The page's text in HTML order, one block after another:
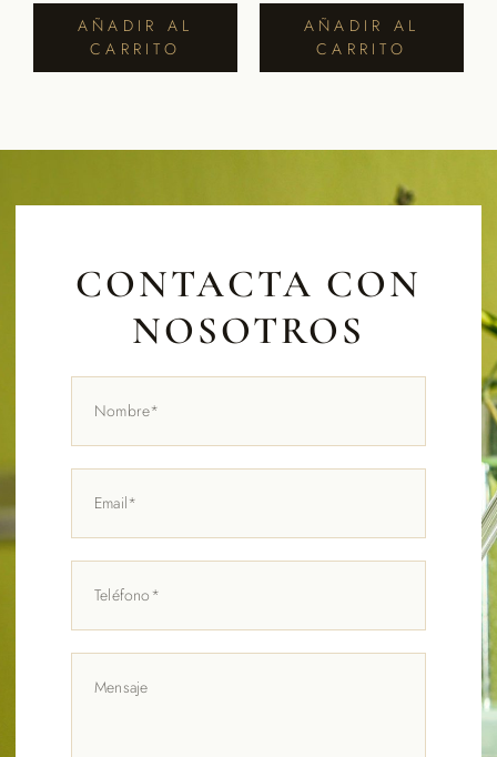
AÑADIR AL
CARRITO
AÑADIR AL
CARRITO
CONTACTA CON
NOSOTROS